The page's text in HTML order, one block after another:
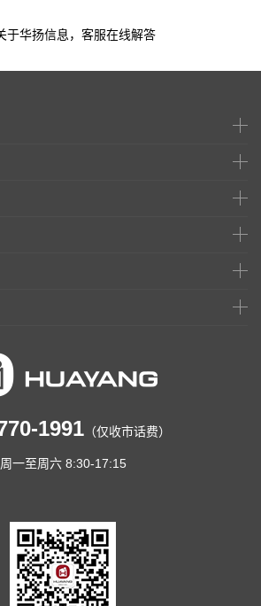
于华扬信息，客服在线解答
1991 （仅收市话费）
周一至周六 8:30-17:15